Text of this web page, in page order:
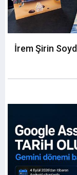
İrem Şirin